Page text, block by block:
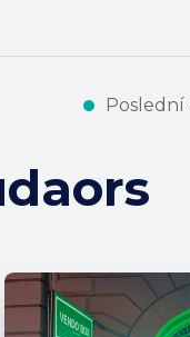
Poslední